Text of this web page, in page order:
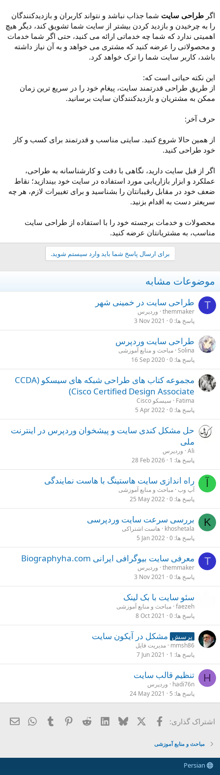
اگر طراحی سایت شما جذاب نباشد و نتواند کاربران و بازدیدکنندگان
را به چرخیدن و بازدید کردن بیشتر از سایت شما تشویق کند، دیگر هیچ
اهمیتی ندارد که شما چه خدماتی ارائه می کنید، حتی اگر شما خدمات
و محصولاتی را عرضه کنید که مشتری می خواهد و به آن نیاز داشته
باشد، کاربر سایت شما را ترک خواهد کرد.
این نکته حیاتی است که:
از طریق طراحی قدرتمند سایت، پیغام خود را در سریع ترین زمان
ممکن به مشتریان و بازدیدکنندگان سایت برسانید.
حرف آخر:
از همین حالا شروع کنید. سایتی مناسب و قدرتمند برای کسب و کار
خود طراحی کنید.
اگر از قبل سایت دارید، نگاهی با دقت و کارشناسانه به طراحی،
عملکرد و ابزار بازاریابی مورد استفاده در سایت خود بیندازید؛ نقاط
ضعف خود در مقابل رقیبانتان را بشناسید و برای تغییرات لازم، هر چه
سریعتر دست به اقدام بزنید.
محصولات و خدمات برجسته خود را با استفاده از طراحی سایت
مناسب، به مشتریانتان عرضه کنید.
برای ارسال پاسخ شما باید وارد سیستم شوید.
موضوعات مشابه
T طراحی سایت در خمینی شهر
themmaker وردپرس
پاسخ ها 0
3 Nov 2021
طراحی سایت وردپرس
Solina مباحث و منابع آموزشی
پاسخ ها 0
16 Sep 2020
مجموعه کتاب های طراحی شبکه های سیسکو (CCDA
(Cisco Certified Design Associate
Fatima
سیسکو Cisco
پاسخ ها 0
5 Apr 2022
حل مشکل کندی سایت و پیشخوان وردپرس در اینترنت
ملی
Ali وردپرس
پاسخ ها 1
28 Feb 2026
آ راه اندازی سایت هاستینگ با هاست نمایندگی
آپ وب مباحث و منابع آموزشی
پاسخ ها 0
25 May 2022
K بررسی سرعت سایت وردپرسی
khoshetala هاست اشتراکی
پاسخ ها 0
5 Jan 2022
T معرفی سایت بیوگرافی ایرانی Biographyha.com
themmaker وردپرس
پاسخ ها 0
3 Nov 2021
سئو سایت با بک لینک
faezeh مباحث و منابع آموزشی
پاسخ ها 0
8 Oct 2021
پرسش مشکل در آیکون سایت
mmsh86 مدیریت فایل
پاسخ ها 1
7 Jun 2021
H تنظیم قالب سایت
hadi76n
وردپرس
پاسخ ها 5
24 May 2021
اشتراک گذاری: فیسبوک Bluesky
LinkedIn
Reddit
Pinterest
Tumblr
مباحث و منابع آموزشی